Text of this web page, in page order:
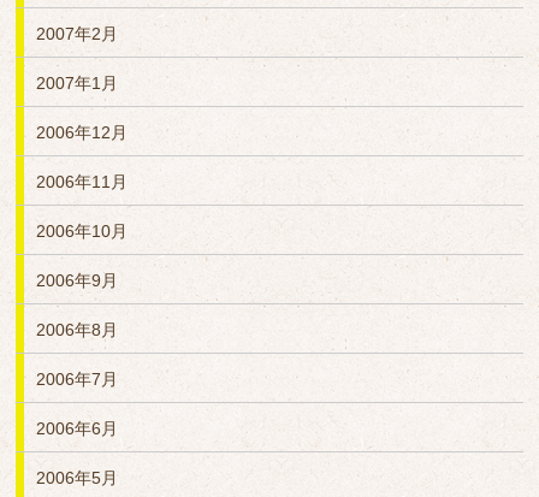
2007年2月
2007年1月
2006年12月
2006年11月
2006年10月
2006年9月
2006年8月
2006年7月
2006年6月
2006年5月